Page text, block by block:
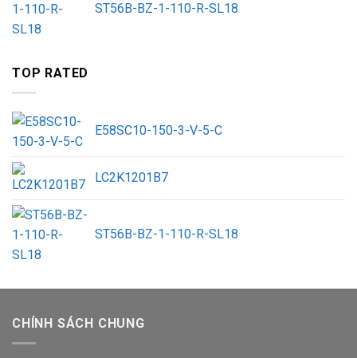
ST56B-BZ-1-110-R-SL18
TOP RATED
E58SC10-150-3-V-5-C
LC2K1201B7
ST56B-BZ-1-110-R-SL18
CHÍNH SÁCH CHUNG